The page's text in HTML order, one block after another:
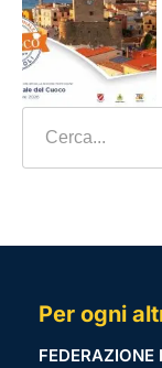
Per ogni